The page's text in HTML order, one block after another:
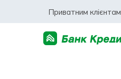
Приватним клієнтам